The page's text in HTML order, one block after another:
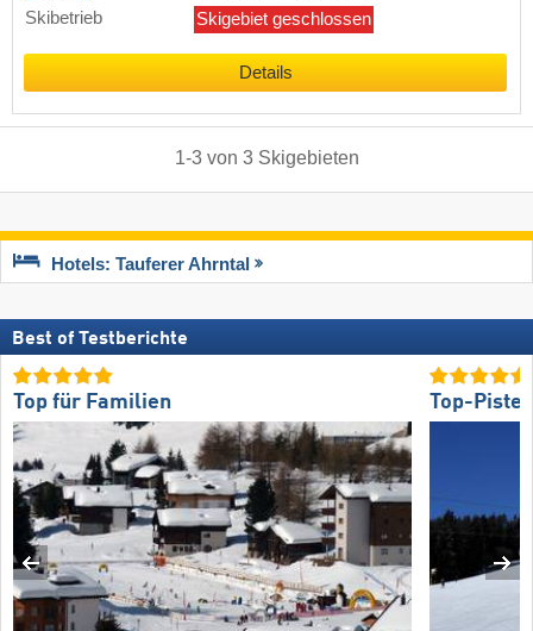
Skibetrieb
Skigebiet geschlossen
Details
1-3von 3 Skigebieten
Hotels: Tauferer Ahrntal
Best of Testberichte
Top für Familien Top-